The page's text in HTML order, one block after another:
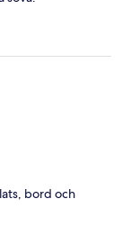
bord och